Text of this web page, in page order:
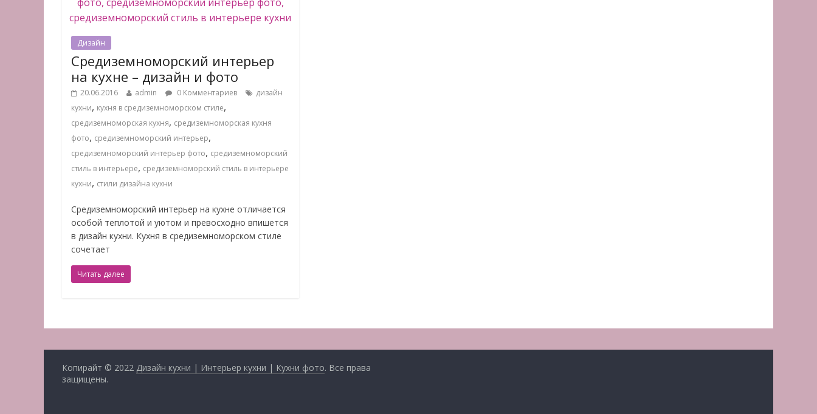
Дизайн
Средиземноморский интерьер
на кухне – дизайн и фото
20.06.2016 admin 0 Комментариев
дизайн
кухни, кухня в средиземноморском стиле,
средиземноморская кухня, средиземноморская кухня
фото, средиземноморский интерьер,
средиземноморский интерьер фото, средиземноморский
стиль в интерьере, средиземноморский стиль в интерьере
кухни, стили дизайна кухни
Средиземноморский интерьер на кухне отличается
особой теплотой и уютом и превосходно впишется
в дизайн кухни. Кухня в средиземноморском стиле
сочетает
Читать далее
Копирайт © 2022 Дизайн кухни | Интерьер кухни | Кухни фото. Все права
защищены.